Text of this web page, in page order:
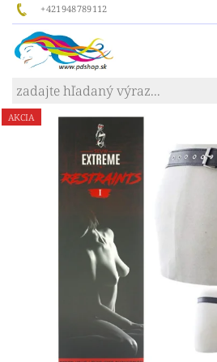
+421948789112
AKCIA